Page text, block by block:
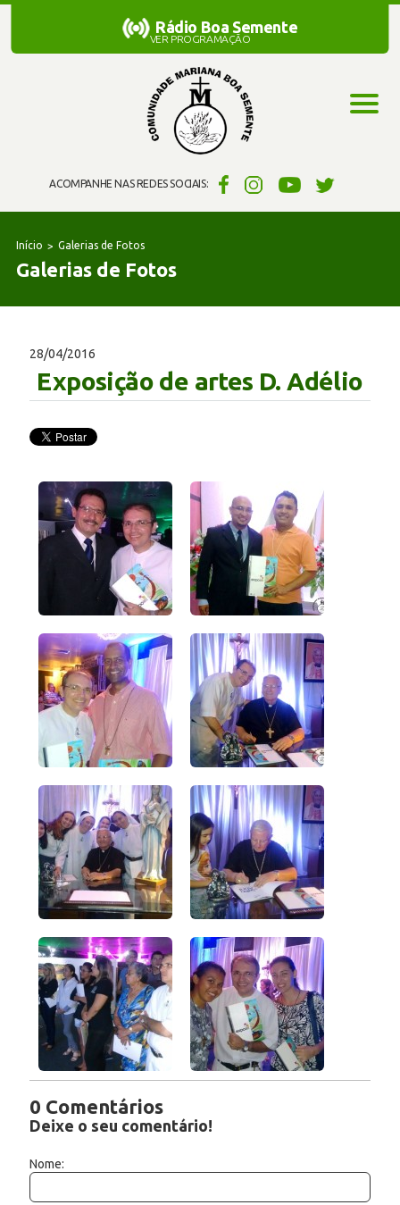
ACOMPANHE NAS REDES SOCIAIS:
Rádio Boa Semente
Rádio Boa Semente
VER PROGRAMAÇÃO
Início Galerias de Fotos
Galerias de Fotos
28/04/2016
Exposição de artes D. Adélio
0 Comentários
Deixe o seu comentário!
Nome: